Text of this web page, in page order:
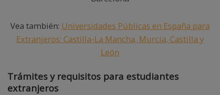
Vea también: Universidades Públicas en España para
Extranjeros: Castilla-La Mancha, Murcia, Castilla y
León
Trámites y requisitos para estudiantes
extranjeros